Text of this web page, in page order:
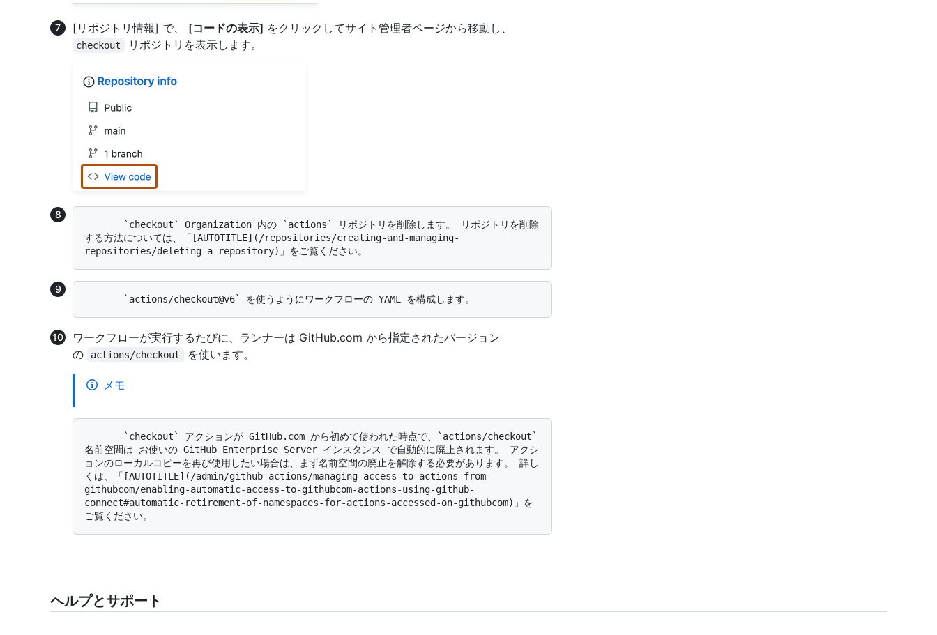
[リポジトリ情報] で、 [コードの表示] をクリックしてサイト管理者ページから移動し、
checkout リポジトリを表示します。
する方法については、「[AUTOTITLE](/repositories/creating-and-managing-
ワークフローが実行するたびに、ランナーは GitHub.com から指定されたバージョン
の
actions/checkout を使います。
メモ
名前空間は お使いの GitHub Enterprise Server インスタンス で自動的に廃止されます。 アクシ
ョンのローカルコピーを再び使用したい場合は、まず名前空間の廃止を解除する必要があります。 詳し
くは、「[AUTOTITLE](/admin/github-actions/managing-access-to-actions-from-
githubcom/enabling-automatic-access-to-githubcom-actions-using-github-
connect#automatic-retirement-of-namespaces-for-actions-accessed-on-githubcom)」を
ヘルプとサポート